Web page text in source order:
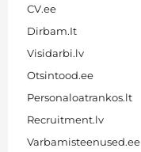
CV.ee
Dirbam.It
Visidarbi.lv
Otsintood.ee
Personaloatrankos.lt
Recruitment.lv
Varbamisteenused.ee